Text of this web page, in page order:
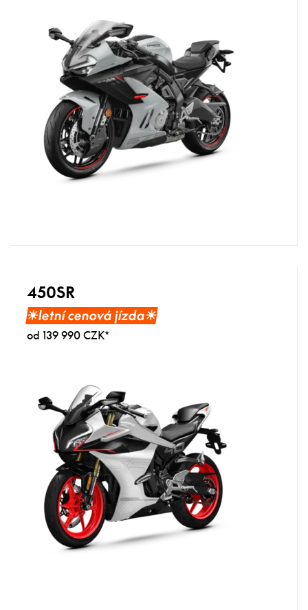
450SR
☀︎letní cenová jízda☀︎
od 139 990 CZK*